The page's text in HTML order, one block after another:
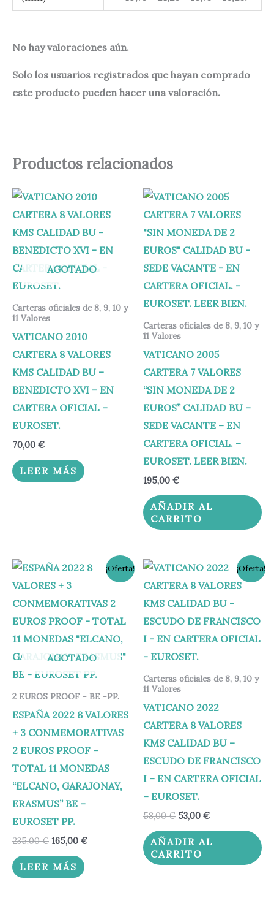
No hay valoraciones aún.
Solo los usuarios registrados que hayan comprado
este producto pueden hacer una valoración.
Productos relacionados
AGOTADO
Carteras oficiales de 8, 9, 10 y
11 Valores
VATICANO 2010
CARTERA 8 VALORES
KMS CALIDAD BU –
BENEDICTO XVI – EN
CARTERA OFICIAL –
EUROSET.
70,00 €
LEER MÁS
Carteras oficiales de 8, 9, 10 y
11 Valores
VATICANO 2005
CARTERA 7 VALORES
“SIN MONEDA DE 2
EUROS” CALIDAD BU –
SEDE VACANTE – EN
CARTERA OFICIAL. –
EUROSET. LEER BIEN.
195,00 €
AÑADIR AL
CARRITO
¡Oferta!
AGOTADO
2 EUROS PROOF - BE -PP.
ESPAÑA 2022 8 VALORES
+ 3 CONMEMORATIVAS
2 EUROS PROOF –
TOTAL 11 MONEDAS
“ELCANO, GARAJONAY,
ERASMUS” BE –
EUROSET PP.
235,00€
El
precio
original
era:
235,00 €.
165,00 €
El
precio
es:
165,00 €.
LEER MÁS
¡Oferta!
Carteras oficiales de 8, 9, 10 y
11 Valores
VATICANO 2022
CARTERA 8 VALORES
KMS CALIDAD BU –
ESCUDO DE FRANCISCO
I – EN CARTERA OFICIAL
– EUROSET.
58,00€
El
precio
original
era:
58,00 €.
53,00 €
El
precio
actual
es:
53,00 €.
AÑADIR AL
CARRITO